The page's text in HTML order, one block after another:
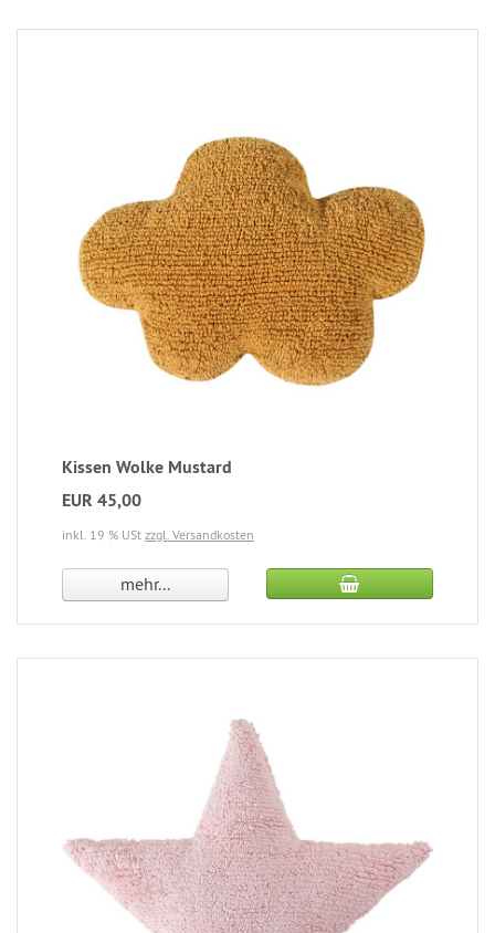
Kissen Wolke Mustard
EUR 45,00
inkl. 19 % USt zzgl. Versandkosten
mehr...